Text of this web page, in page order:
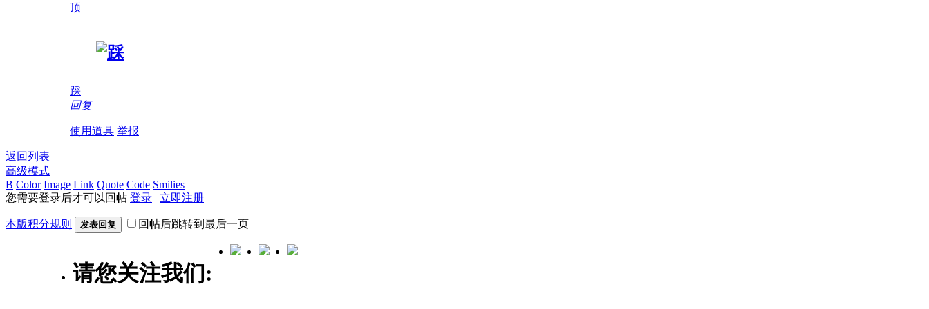
顶
踩
回复
使用道具 举报
返回列表
高级模式
B Color Image Link Quote Code Smilies
您需要登录后才可以回帖 登录 | 立即注册
本版积分规则 发表回复 回帖后跳转到最后一页
请您关注我们: